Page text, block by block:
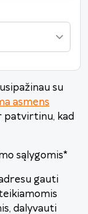
4 5 6
Uždaryti
su
asmens
patvirtinu, kad
sąlygomis*
gauti
dalyvauti